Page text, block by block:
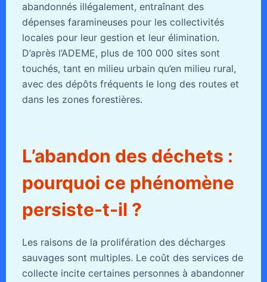
abandonnés illégalement, entraînant des
dépenses faramineuses pour les collectivités
locales pour leur gestion et leur élimination.
D’après l’ADEME, plus de 100 000 sites sont
touchés, tant en milieu urbain qu’en milieu rural,
avec des dépôts fréquents le long des routes et
dans les zones forestières.
L’abandon des déchets :
pourquoi ce phénomène
persiste-t-il ?
Les raisons de la prolifération des décharges
sauvages sont multiples. Le coût des services de
collecte incite certaines personnes à abandonner